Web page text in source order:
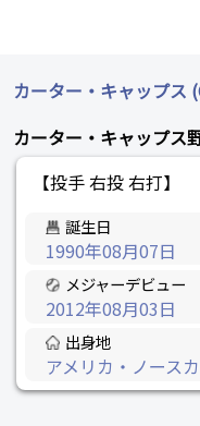
カーター・キャップス
カーター・キャップス
【投手 右投 右打】
誕生日
1990年08月07日
メジャーデビュー
2012年08月03日
出身地
アメリカ・ノース